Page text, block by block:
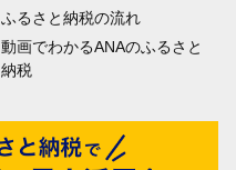
ふるさと納税の流れ
動画でわかるANAのふるさと
納税